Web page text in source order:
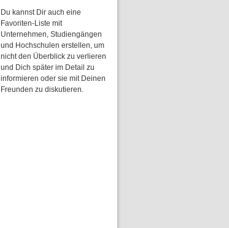
Du kannst Dir auch eine
Favoriten-Liste mit
Unternehmen, Studiengängen
und Hochschulen erstellen, um
nicht den Überblick zu verlieren
und Dich später im Detail zu
informieren oder sie mit Deinen
Freunden zu diskutieren.